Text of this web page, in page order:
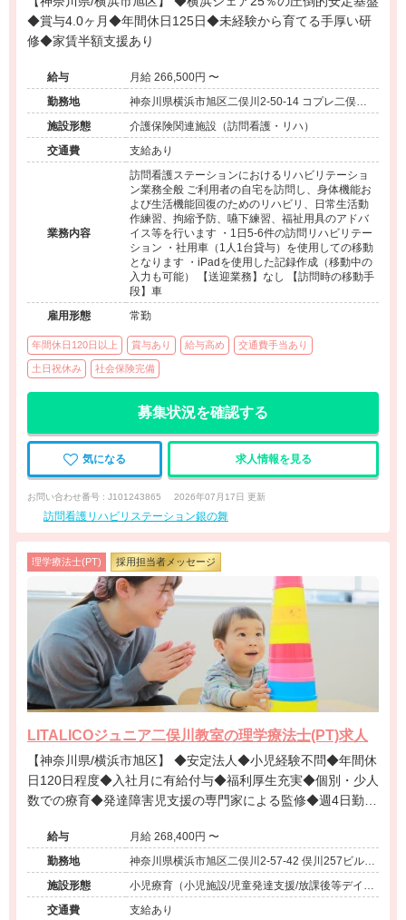
◆賞与4.0ヶ月◆年間休日125日◆未経験から育てる手厚い研
修◆家賃半額支援あり
給与
月給 266,500円 〜
勤務地
神奈川県横浜市旭区二俣川2-50-14 コプレ二俣川
オフィス905
施設形態
介護保険関連施設（訪問看護・リハ）
交通費
支給あり
業務内容
訪問看護ステーションにおけるリハビリテーショ
ン業務全般 ご利用者の自宅を訪問し、身体機能お
よび生活機能回復のためのリハビリ、日常生活動
作練習、拘縮予防、嚥下練習、福祉用具のアドバ
イス等を行います ・1日5-6件の訪問リハビリテー
ション ・社用車（1人1台貸与）を使用しての移動
となります ・iPadを使用した記録作成（移動中の
入力も可能） 【送迎業務】なし 【訪問時の移動手
段】車
雇用形態
常勤
年間休日120日以上 賞与あり 給与高め 交通費手当あり
土日祝休み 社会保険完備
募集状況を確認する
気になる 求人情報を見る
お問い合わせ番号 : J101243865 2026年07月17日 更新
訪問看護リハビリステーション銀の舞
理学療法士(PT) 採用担当者メッセージ
LITALICOジュニア二俣川教室の理学療法士(PT)求人
【神奈川県/横浜市旭区】 ◆安定法人◆小児経験不問◆年間休
日120日程度◆入社月に有給付与◆福利厚生充実◆個別・少人
数での療育◆発達障害児支援の専門家による監修◆週4日勤務
給与
月給 268,400円 〜
勤務地
神奈川県横浜市旭区二俣川2-57-42 俣川257ビル3
階
施設形態
小児療育（小児施設/児童発達支援/放課後等デイサ
ービス）
交通費 支給あり